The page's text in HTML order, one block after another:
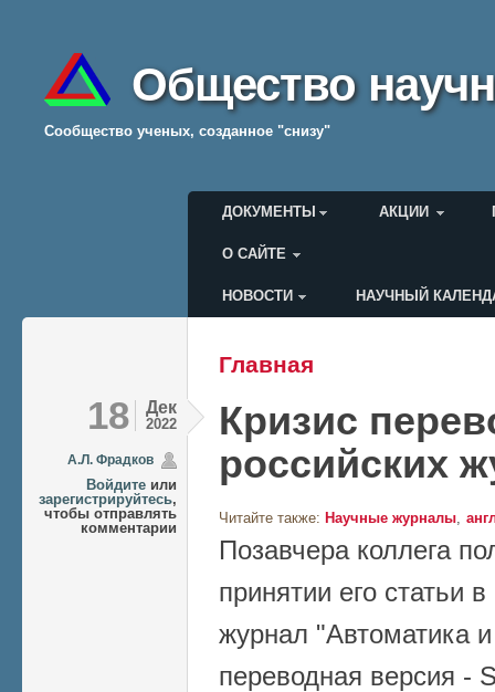
Общество
Cообщество ученых, созданное "снизу"
Главное меню
ДОКУМЕНТЫ АКЦИИ
О САЙТЕ
Меню пользователя
НОВОСТИ НАУЧНЫЙ
Вы здесь
Главная
18 Дек
2022
А.Л. Фрадков
Войдите или
зарегистрируйтесь,
чтобы отправлять
комментарии
Кризис
российских
Читайте также: Научные журналы
Позавчера коллега
принятии его статьи
журнал "Автоматика
переводная версия -